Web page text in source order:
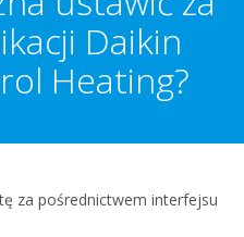
Daikin
Heating?
za pośrednictwem interfejsu